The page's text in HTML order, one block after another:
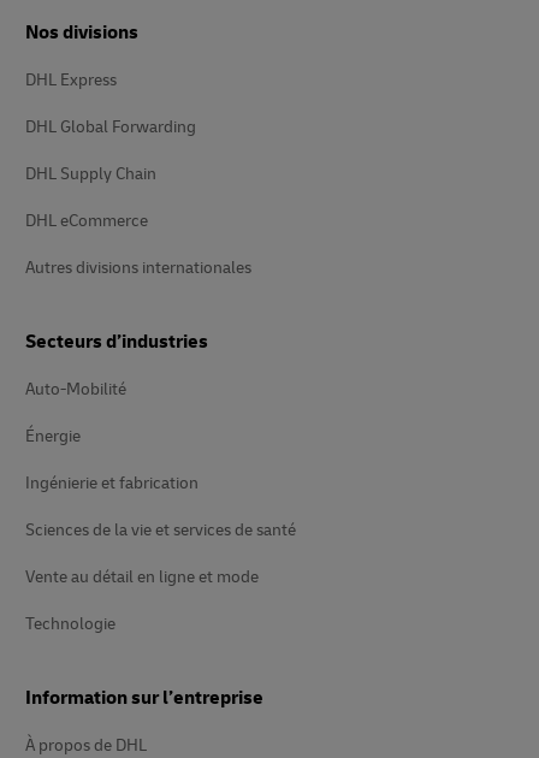
Nos divisions
DHL Express
DHL Global Forwarding
DHL Supply Chain
DHL eCommerce
Autres divisions internationales
Secteurs d’industries
Auto-Mobilité
Énergie
Ingénierie et fabrication
Sciences de la vie et services de santé
Vente au détail en ligne et mode
Technologie
Information sur l’entreprise
À propos de DHL